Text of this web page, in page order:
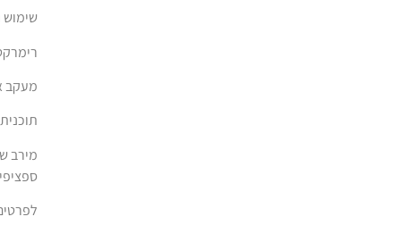
שימוש
מעקב
מירב
לפרטים